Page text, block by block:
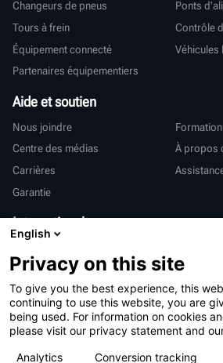
Changeurs de pneus
Ponts
Tours à frein
Contrôle
Équipement connecté
Véhicules
Partenaires équipementiers
Aide et soutien
Nous joindre
Formation
Centre des médias
À propos
Carrières
Garantie
International
亨特中国
English
Privacy on this site
To give you the best experience, this
continuing to use this website, you are
being used. For information on cookies
please visit our privacy statement and
Analytics
Conversion tracking